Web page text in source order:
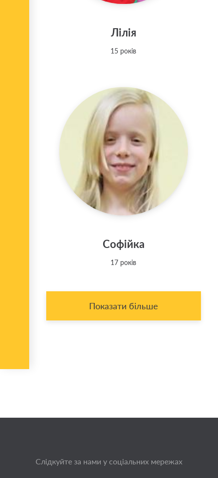
Лілія
15 років
Софійка
17 років
Показати більше
Слідкуйте за нами у соціальних мережах